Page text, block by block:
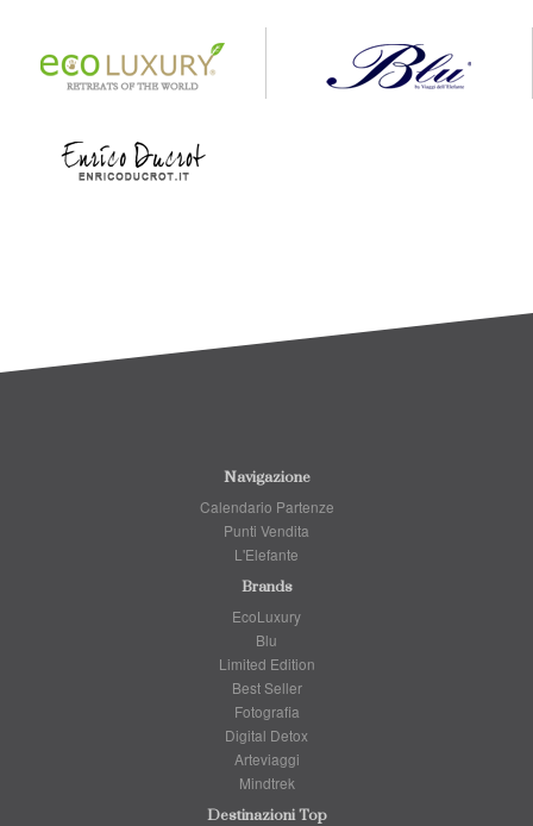
Navigazione
Calendario Partenze
Punti Vendita
L'Elefante
Brands
EcoLuxury
Blu
Limited Edition
Best Seller
Fotografia
Digital Detox
Arteviaggi
Mindtrek
Destinazioni Top